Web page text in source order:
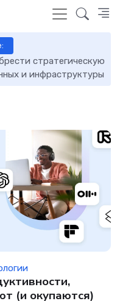
стратегическую
и инфраструктуры
(и окупаются)